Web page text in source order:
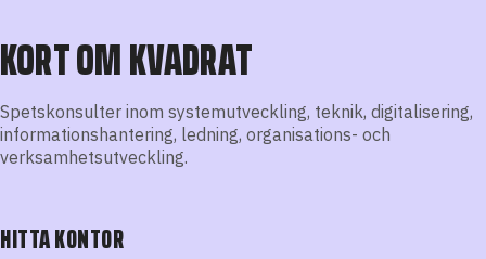
KORT OM KVADRAT
Spetskonsulter inom systemutveckling, teknik, digitalisering,
informationshantering, ledning, organisations- och
verksamhetsutveckling.
HITTA KONTOR